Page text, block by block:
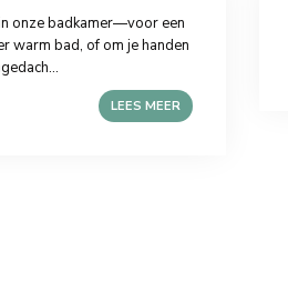
onze badkamer—voor een
warm bad, of om je handen
LEES MEER